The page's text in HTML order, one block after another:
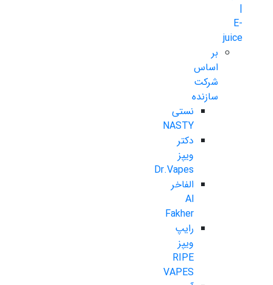
|
E-
juice
بر
اساس
شرکت
سازنده
نستی
NASTY
دکتر
ویپز
Dr.Vapes
الفاخر
Al
Fakher
رایپ
ویپز
RIPE
VAPES